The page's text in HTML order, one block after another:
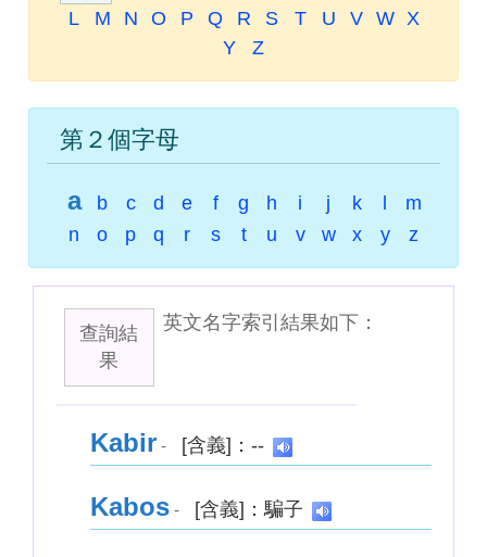
L M N O P Q R S T U V W X
Y
Z
第２個字母
a b c d e f g h i j k
m
n
o p q r s t u v w x y z
查詢結
果
英文名字索引結果如下：
Kabir - [含義]：--
Kabos - [含義]：騙子